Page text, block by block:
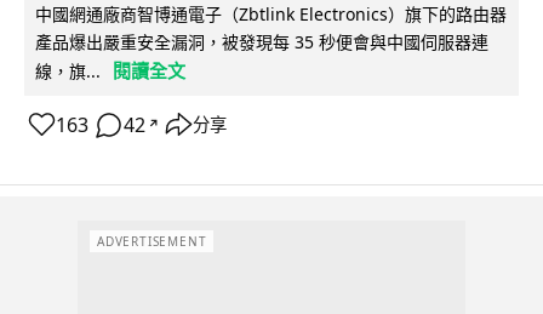
中國網通廠商智博通電子（Zbtlink Electronics）旗下的路由器
產品爆出嚴重安全漏洞，被發現每 35 秒便會與中國伺服器連
線，旗...
閱讀全文
163 42 ↗ 分享
ADVERTISEMENT